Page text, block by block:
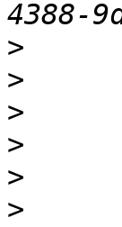
>
>
>
>
>
>